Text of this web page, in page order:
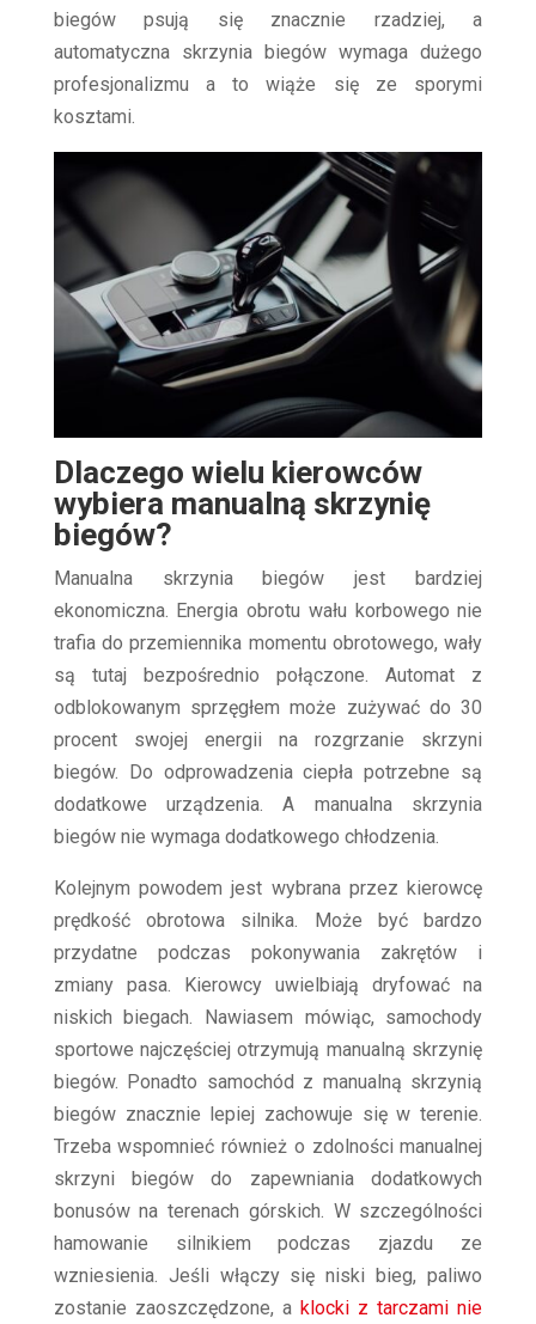
biegów psują się znacznie rzadziej, a
automatyczna skrzynia biegów wymaga dużego
profesjonalizmu a to wiąże się ze sporymi
kosztami.
Dlaczego wielu kierowców
wybiera manualną skrzynię
biegów?
Manualna skrzynia biegów jest bardziej
ekonomiczna. Energia obrotu wału korbowego nie
trafia do przemiennika momentu obrotowego, wały
są tutaj bezpośrednio połączone. Automat z
odblokowanym sprzęgłem może zużywać do 30
procent swojej energii na rozgrzanie skrzyni
biegów. Do odprowadzenia ciepła potrzebne są
dodatkowe urządzenia. A manualna skrzynia
biegów nie wymaga dodatkowego chłodzenia.
Kolejnym powodem jest wybrana przez kierowcę
prędkość obrotowa silnika. Może być bardzo
przydatne podczas pokonywania zakrętów i
zmiany pasa. Kierowcy uwielbiają dryfować na
niskich biegach. Nawiasem mówiąc, samochody
sportowe najczęściej otrzymują manualną skrzynię
biegów. Ponadto samochód z manualną skrzynią
biegów znacznie lepiej zachowuje się w terenie.
Trzeba wspomnieć również o zdolności manualnej
skrzyni biegów do zapewniania dodatkowych
bonusów na terenach górskich. W szczególności
hamowanie silnikiem podczas zjazdu ze
wzniesienia. Jeśli włączy się niski bieg, paliwo
zostanie zaoszczędzone, a klocki z tarczami nie